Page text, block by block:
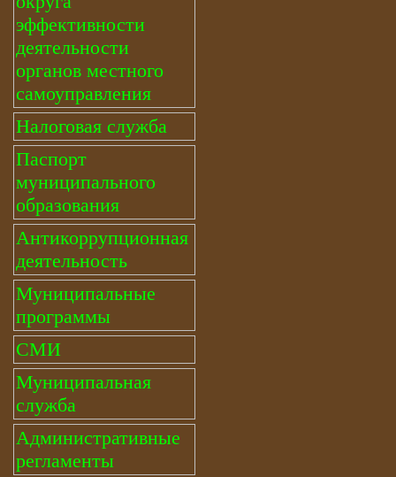
эффективности
деятельности
органов местного
самоуправления
Налоговая служба
Паспорт
муниципального
образования
Антикоррупционная
деятельность
Муниципальные
программы
СМИ
Муниципальная
служба
Административные
регламенты